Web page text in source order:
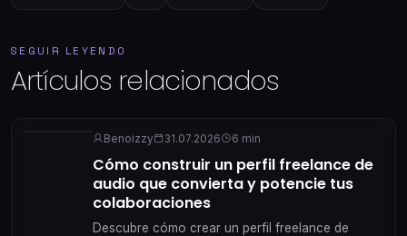
SEGUIR LEYENDO
Artículos relacionados
Benoizzy 31.07.2026 6 min
Cómo construir un perfil freelance de
audio que convierta y potencie tus
colaboraciones
Descubre cómo crear un perfil freelance de